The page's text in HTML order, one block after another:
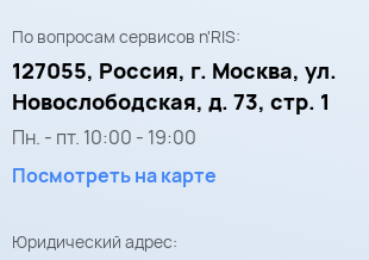
По вопросам сервисов n'RIS:
127055, Россия, г. Москва, ул.
Новослободская, д. 73, стр. 1
Пн. - пт. 10:00 - 19:00
Посмотреть на карте
Юридический адрес: